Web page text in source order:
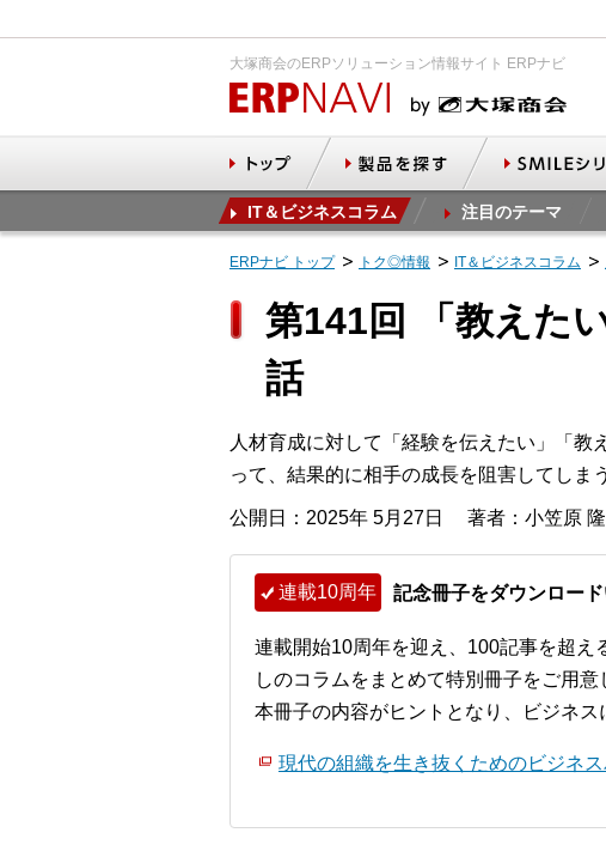
大塚商会のERPソリューション情報サイト ERPナビ
IT＆ビジネスコラム 注目のテーマ
ERPナビ トップ トク◎情報 IT＆ビジネスコラム
第141回 「教えた
話
人材育成に対して「経験を伝えたい」「
って、結果的に相手の成長を阻害してしま
公開日：2025年 5月27日 著者：小笠原
連載10周年 記念冊子をダウンロー
連載開始10周年を迎え、100記事を超え
しのコラムをまとめて特別冊子をご用意
本冊子の内容がヒントとなり、ビジネス
現代の組織を生き抜くためのビジネ